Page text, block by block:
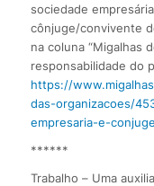
sociedade
cônjuge/convivente
na coluna “Migalhas
responsabilidade do
https://
das-organizacoes/
empresaria-e-
******
Trabalho – Uma